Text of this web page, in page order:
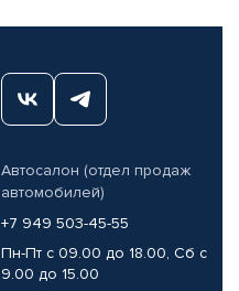
Автосалон (отдел продаж
автомобилей)
+7 949 503-45-55
Пн-Пт с 09.00 до 18.00, Сб с
9.00 до 15.00